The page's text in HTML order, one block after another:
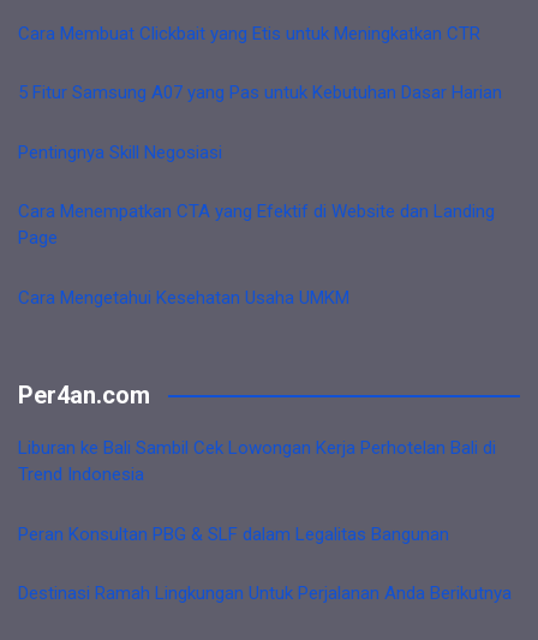
Cara Membuat Clickbait yang Etis untuk Meningkatkan CTR
5 Fitur Samsung A07 yang Pas untuk Kebutuhan Dasar Harian
Pentingnya Skill Negosiasi
Cara Menempatkan CTA yang Efektif di Website dan Landing
Page
Cara Mengetahui Kesehatan Usaha UMKM
Per4an.com
Liburan ke Bali Sambil Cek Lowongan Kerja Perhotelan Bali di
Trend Indonesia
Peran Konsultan PBG & SLF dalam Legalitas Bangunan
Destinasi Ramah Lingkungan Untuk Perjalanan Anda Berikutnya